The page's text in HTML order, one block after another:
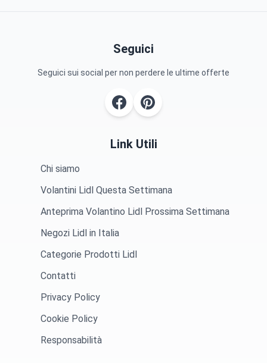
Seguici
Seguici sui social per non perdere le ultime offerte
Link Utili
Chi siamo
Volantini Lidl Questa Settimana
Anteprima Volantino Lidl Prossima Settimana
Negozi Lidl in Italia
Categorie Prodotti Lidl
Contatti
Privacy Policy
Cookie Policy
Responsabilità